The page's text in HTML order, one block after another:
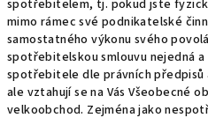
spotřebitelem, tj. pokud jste
mimo rámec své podnikatelské
samostatného výkonu svého
spotřebitelskou smlouvu nejedná a
spotřebitele dle právních
ale vztahují se na Vás Všeobecné
velkoobchod. Zejména jako